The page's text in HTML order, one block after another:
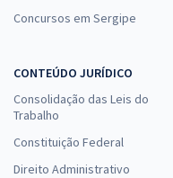
Concursos em Sergipe
CONTEÚDO JURÍDICO
Consolidação das Leis do
Trabalho
Constituição Federal
Direito Administrativo